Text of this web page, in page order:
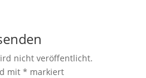
nicht veröffentlicht.
mit * markiert